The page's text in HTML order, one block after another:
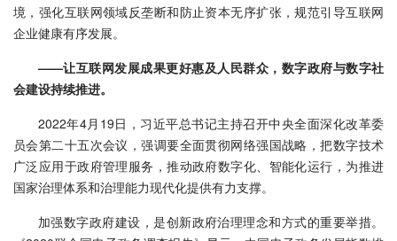
境，强化互联网领域反垄断和防止资本无序扩张，规范引导互联网
企业健康有序发展。
——让互联网发展成果更好惠及人民群众，数字政府与数字社
会建设持续推进。
2022年4月19日，习近平总书记主持召开中央全面深化改革委
员会第二十五次会议，强调要全面贯彻网络强国战略，把数字技术
广泛应用于政府管理服务，推动政府数字化、智能化运行，为推进
国家治理体系和治理能力现代化提供有力支撑。
加强数字政府建设，是创新政府治理理念和方式的重要举措。